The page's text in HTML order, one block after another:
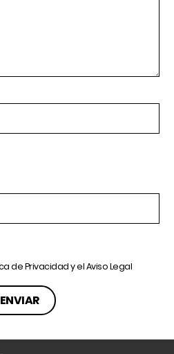
de Privacidady elAviso Legal